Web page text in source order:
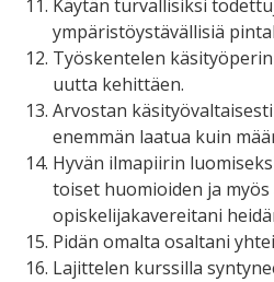
Käytän turvallisiksi
ympäristöystävällisiä
Työskentelen
uutta kehittäen.
Arvostan
enemmän laatua kuin
Hyvän ilmapiirin
toiset huomioiden ja
opiskelijakavereitani
Pidän omalta osaltani
Lajittelen kurssilla